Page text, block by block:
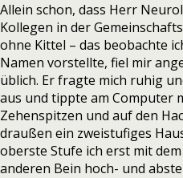
Allein schon, dass Herr
Kollegen in der
ohne Kittel – das beobachte
Namen vorstellte, fiel mir
üblich. Er fragte mich ruhig
aus und tippte am Computer
Zehenspitzen und auf den
draußen ein zweistufiges
oberste Stufe ich erst mit
anderen Bein hoch- und